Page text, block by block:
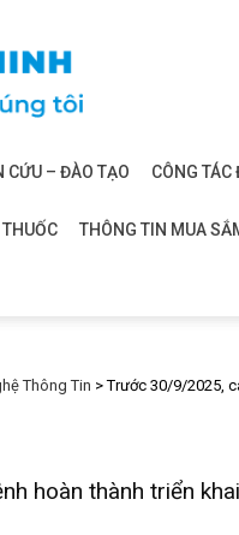
CỨU – ĐÀO TẠO CÔNG
THÔNG TIN MUA
Thông Tin >Trước 30/9/2025,
hoàn thành triển